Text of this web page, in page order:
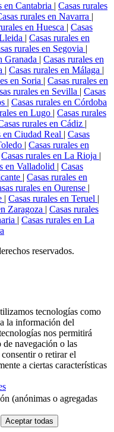
en Cantabria | Casas rurales
rurales en Navarra |
en Huesca | Casas
| Casas rurales en
rurales en Segovia |
Granada | Casas rurales en
| Casas rurales en Málaga |
en Soria | Casas rurales en
rurales en Sevilla | Casas
| Casas rurales en Córdoba
en Lugo | Casas rurales
rurales en Cádiz |
en Ciudad Real | Casas
| Casas rurales en
Casas rurales en La Rioja |
en Valladolid | Casas
| Casas rurales en
rurales en Ourense |
| Casas rurales en Teruel |
Zaragoza | Casas rurales
| Casas rurales en La
reservados.
tecnologías como
la información del
nos permitirá
de navegación o las
o retirar el
a ciertas características
(anónimas o agregadas
Aceptar todas